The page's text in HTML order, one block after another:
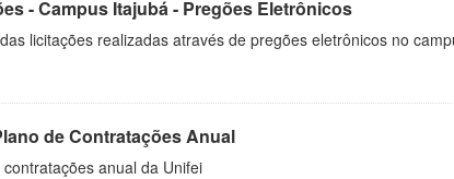
- Campus Itajubá - Pregões Eletrônicos
licitações realizadas através de pregões eletrônicos no
de Contratações Anual
contratações anual da Unifei